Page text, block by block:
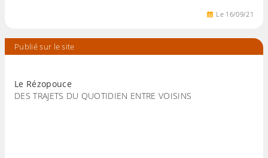
Le 16/09/21
Publié sur le site
Le Rézopouce
DES TRAJETS DU QUOTIDIEN ENTRE VOISINS